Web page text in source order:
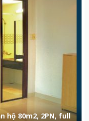
hộ 80m2, 2PN, full